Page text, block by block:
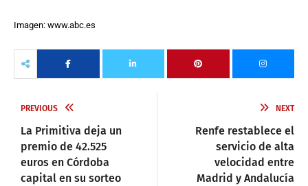
Imagen: www.abc.es
PREVIOUS
La Primitiva deja un
premio de 42.525
euros en Córdoba
capital en su sorteo
NEXT
Renfe restablece el
servicio de alta
velocidad entre
Madrid y Andalucía